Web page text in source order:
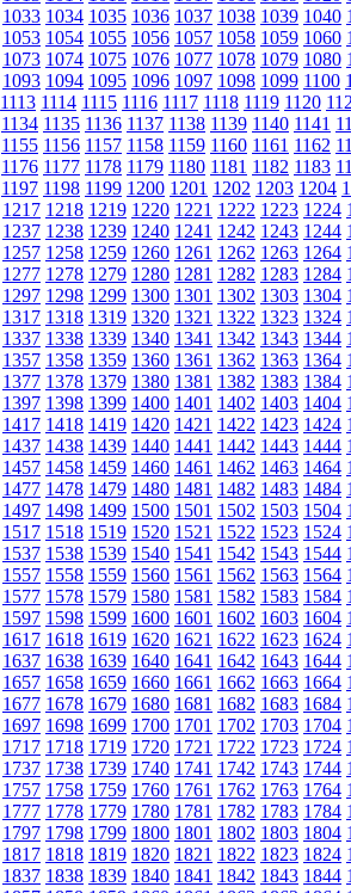
1033 1034 1035 1036 1037 1038 1039 1040
1053 1054 1055 1056 1057 1058 1059 1060
1073 1074 1075 1076 1077 1078 1079 1080
1093 1094 1095 1096 1097 1098 1099 1100
1113 1114 1115 1116 1117 1118 1119 1120
1134 1135 1136 1137 1138 1139 1140 1141
1155 1156 1157 1158 1159 1160 1161 1162
1176 1177 1178 1179 1180 1181 1182 1183
1197 1198 1199 1200 1201 1202 1203 1204
1217 1218 1219 1220 1221 1222 1223 1224
1237 1238 1239 1240 1241 1242 1243 1244
1257 1258 1259 1260 1261 1262 1263 1264
1277 1278 1279 1280 1281 1282 1283 1284
1297 1298 1299 1300 1301 1302 1303 1304
1317 1318 1319 1320 1321 1322 1323 1324
1337 1338 1339 1340 1341 1342 1343 1344
1357 1358 1359 1360 1361 1362 1363 1364
1377 1378 1379 1380 1381 1382 1383 1384
1397 1398 1399 1400 1401 1402 1403 1404
1417 1418 1419 1420 1421 1422 1423 1424
1437 1438 1439 1440 1441 1442 1443 1444
1457 1458 1459 1460 1461 1462 1463 1464
1477 1478 1479 1480 1481 1482 1483 1484
1497 1498 1499 1500 1501 1502 1503 1504
1517 1518 1519 1520 1521 1522 1523 1524
1537 1538 1539 1540 1541 1542 1543 1544
1557 1558 1559 1560 1561 1562 1563 1564
1577 1578 1579 1580 1581 1582 1583 1584
1597 1598 1599 1600 1601 1602 1603 1604
1617 1618 1619 1620 1621 1622 1623 1624
1637 1638 1639 1640 1641 1642 1643 1644
1657 1658 1659 1660 1661 1662 1663 1664
1677 1678 1679 1680 1681 1682 1683 1684
1697 1698 1699 1700 1701 1702 1703 1704
1717 1718 1719 1720 1721 1722 1723 1724
1737 1738 1739 1740 1741 1742 1743 1744
1757 1758 1759 1760 1761 1762 1763 1764
1777 1778 1779 1780 1781 1782 1783 1784
1797 1798 1799 1800 1801 1802 1803 1804
1817 1818 1819 1820 1821 1822 1823 1824
1837 1838 1839 1840 1841 1842 1843 1844